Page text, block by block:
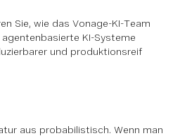
Sie, wie das Vonage-KI-Team
KI-Systeme
und produktionsreif
aus probabilistisch. Wenn man